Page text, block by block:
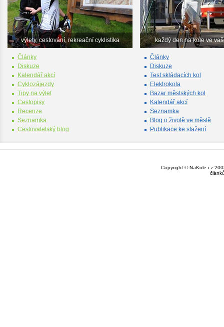
výlety, cestování, rekreační cyklistika
Články
Diskuze
Kalendář akcí
Cyklozájezdy
Tipy na výlet
Cestopisy
Recenze
Seznamka
Cestovatelský blog
každý den na kole ve
Články
Diskuze
Test skládacích kol
Elektrokola
Bazar městských kol
Kalendář akcí
Seznamka
Blog o životě ve městě
Publikace ke stažení
Copyright © NaKole.cz